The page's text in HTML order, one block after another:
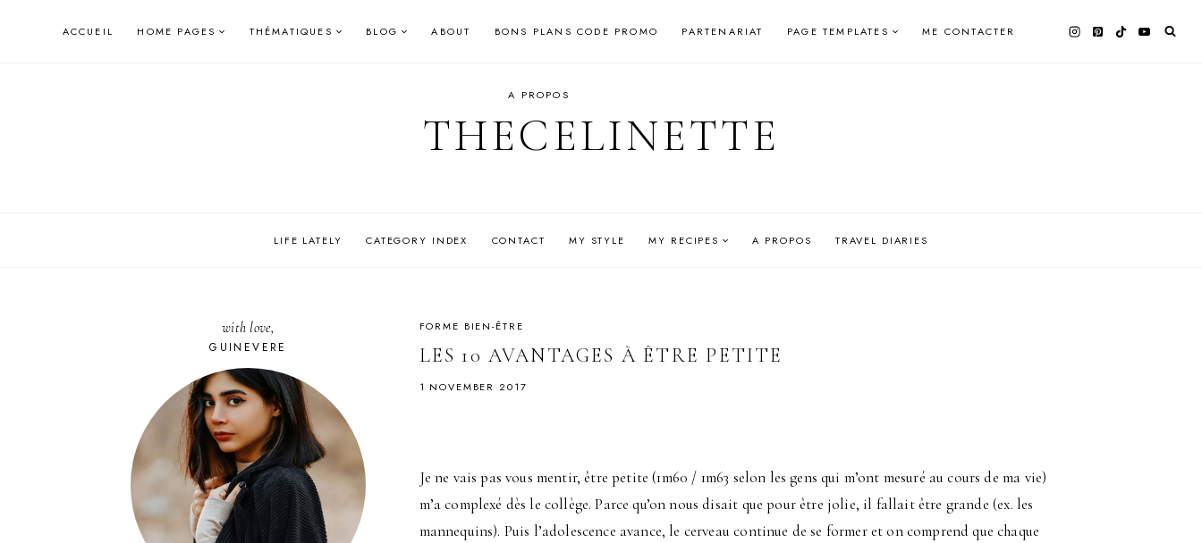
ACCUEIL HOME PAGES THÉMATIQUES BLOG ABOUT BONS PLANS CODE PROMO PARTENARIAT PAGE TEMPLATES ME CONTACTER
A PROPOS
THECELINETTE
LIFE LATELY CATEGORY INDEX CONTACT MY STYLE MY RECIPES A PROPOS TRAVEL DIARIES
FORME BIEN-ÊTRE
LES 10 AVANTAGES À ÊTRE PETITE
1 NOVEMBER 2017
Je ne vais pas vous mentir, être petite (1m60 / 1m63 selon les gens qui m’ont mesuré au cours de ma vie)
m’a complexé dès le collège. Parce qu’on nous disait que pour être jolie, il fallait être grande (ex. les
mannequins). Puis l’adolescence avance, le cerveau continue de se former et on comprend que chaque
with love,
GUINEVERE